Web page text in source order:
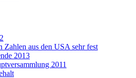
aus den USA sehr fest
2013
2011